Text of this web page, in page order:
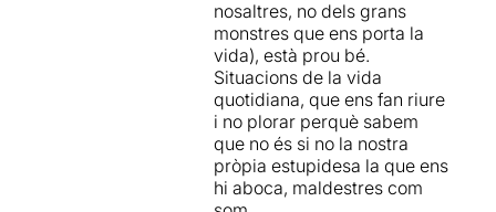
nosaltres, no dels grans
monstres que ens porta la
vida), està prou bé.
Situacions de la vida
quotidiana, que ens fan riure
i no plorar perquè sabem
que no és si no la nostra
pròpia estupidesa la que ens
hi aboca, maldestres com